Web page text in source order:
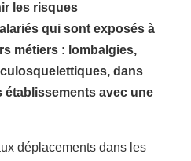
les risques
qui sont exposés à
métiers : lombalgies,
dans
établissements avec une
déplacements dans les